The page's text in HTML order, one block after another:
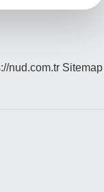
nud.com.tr Sitemap